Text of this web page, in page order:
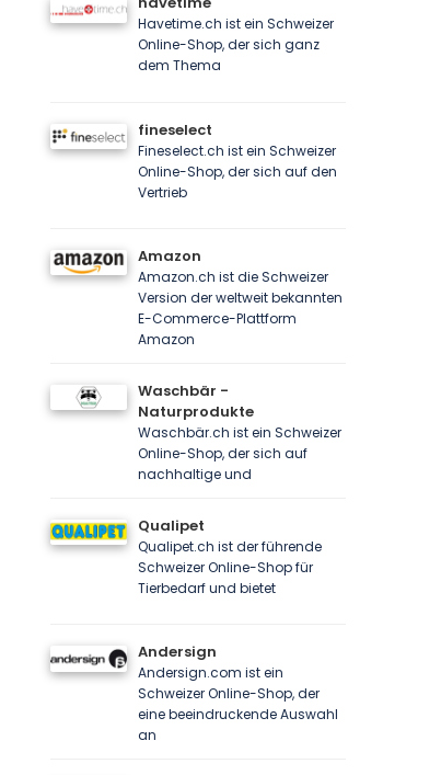
Havetime.ch ist ein Schweizer
Online-Shop, der sich ganz
dem Thema
fineselect
Fineselect.ch ist ein Schweizer
Online-Shop, der sich auf den
Vertrieb
Amazon
Amazon.ch ist die Schweizer
Version der weltweit bekannten
E-Commerce-Plattform
Amazon
Waschbär -
Naturprodukte
Waschbär.ch ist ein Schweizer
Online-Shop, der sich auf
nachhaltige und
Qualipet
Qualipet.ch ist der führende
Schweizer Online-Shop für
Tierbedarf und bietet
Andersign
Andersign.com ist ein
Schweizer Online-Shop, der
eine beeindruckende Auswahl
an